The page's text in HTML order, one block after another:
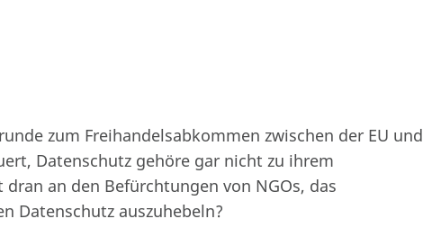
zum Freihandelsabkommen zwischen der EU und
Datenschutz gehöre gar nicht zu ihrem
dran an den Befürchtungen von NGOs, das
Datenschutz auszuhebeln?